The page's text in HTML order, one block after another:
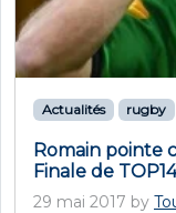
Actualités rugby
Romain pointe
Finale de TOP14
29 mai 2017 by